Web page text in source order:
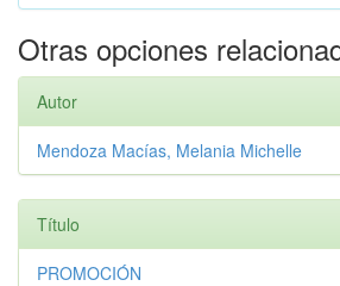
Otras opciones
Autor
Mendoza Macías, Melania Michelle
Título
PROMOCIÓN